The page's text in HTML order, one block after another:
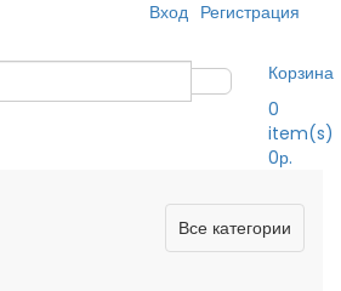
Вход Регистрация
Корзина
0
item(s)
0р.
Все категории